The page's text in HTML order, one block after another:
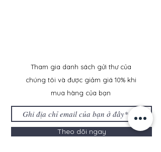
Tham gia danh sách gửi thư của
chúng tôi và được giảm giá 10% khi
mua hàng của bạn
Theo dõi ngay